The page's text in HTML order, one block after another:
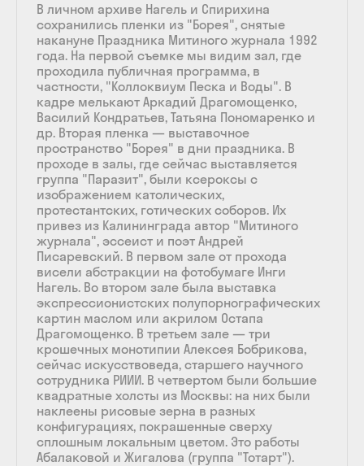
В личном архиве Нагель и Спирихина
сохранились пленки из "Борея", снятые
накануне Праздника Митиного журнала 1992
года. На первой съемке мы видим зал, где
проходила публичная программа, в
частности, "Коллоквиум Песка и Воды". В
кадре мелькают Аркадий Драгомощенко,
Василий Кондратьев, Татьяна Пономаренко и
др. Вторая пленка — выставочное
пространство "Борея" в дни праздника. В
проходе в залы, где сейчас выставляется
группа "Паразит", были ксероксы с
изображением католических,
протестантских, готических соборов. Их
привез из Калининграда автор "Митиного
журнала", эссеист и поэт Андрей
Писаревский. В первом зале от прохода
висели абстракции на фотобумаге Инги
Нагель. Во втором зале была выставка
экспрессионистских полупорнографических
картин маслом или акрилом Остапа
Драгомощенко. В третьем зале — три
крошечных монотипии Алексея Бобрикова,
сейчас искусствоведа, старшего научного
сотрудника РИИИ. В четвертом были большие
квадратные холсты из Москвы: на них были
наклеены рисовые зерна в разных
конфигурациях, покрашенные сверху
сплошным локальным цветом. Это работы
Абалаковой и Жигалова (группа "Тотарт").